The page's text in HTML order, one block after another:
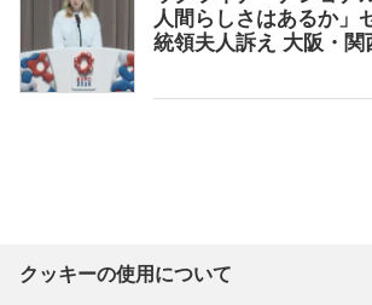
人間らしさはあるか」
統領夫人訴え 大阪・関
クッキーの使用について